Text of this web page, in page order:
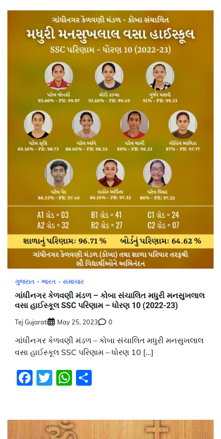
ગુજરાત ભારત સમાચાર
ગાંધીનગર કેળવણી મંડળ – કોબા સંચાલિત મધુરી મનસુખલાલ
વસા હાઈસ્કૂલ SSC પરિણામ – ધોરણ 10 (2022-23)
Tej Gujarati May 25, 2023 0
ગાંધીનગર કેળવણી મંડળ – કોબા સંચાલિત મધુરી મનસુખલાલ
વસા હાઈસ્કૂલ SSC પરિણામ – ધોરણ 10 […]
Facebook
TwitterWhatsApp